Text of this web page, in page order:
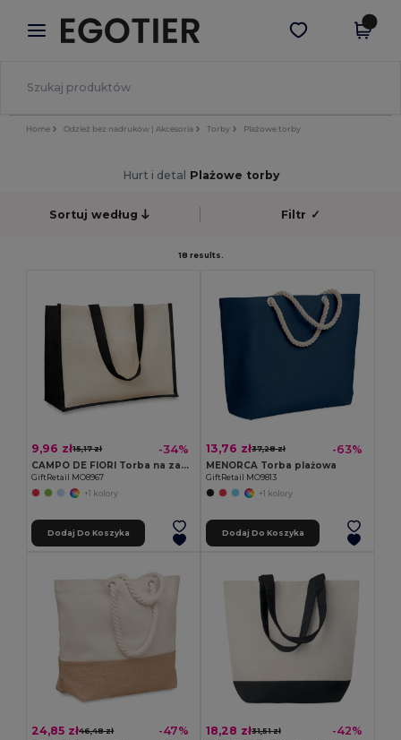
× Aplikacja Egotier
Lepsze ceny w aplikacji!
Pobierz app
Home Odzież bez nadruków | Akcesoria Torby Plażowe torby
Hurt i detal Plażowe torby
Sortuj według Filtr ✓
18 results.
9,96 zł15,17 zł -34%
CAMPO DE FIORI Torba na zakupy
GiftRetail MO8967
+1 kolory
Dodaj Do Koszyka
13,76 zł37,28 zł -63%
MENORCA Torba plażowa
GiftRetail MO9813
+1 kolory
Dodaj Do Koszyka
24,85 zł46,48 zł -47% 18,28 zł31,51 zł -42%